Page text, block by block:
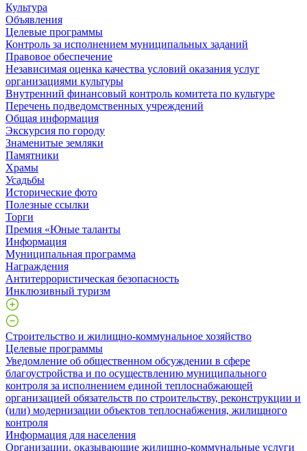
Культура
Объявления
Целевые программы
Контроль за исполнением муниципальных заданий
Правовое обеспечение
Независимая оценка качества условий оказания услуг
организациями культуры
Внутренний финансовый контроль комитета по культуре
Перечень подведомственных учреждений
Общая информация
Экскурсия по городу
Знаменитые земляки
Памятники
Храмы
Усадьбы
Исторические фото
Полезные ссылки
Торги
Премия «Юные таланты
Информация
Муниципальная программа
Награждения
Антитеррористическая безопасность
Инклюзивный туризм
Строительство и жилищно-коммунальное хозяйство
Целевые программы
Уведомление об общественном обсуждении в сфере
благоустройства и по осуществлению муниципального
контроля за исполнением единой теплоснабжающей
организацией обязательств по строительству, реконструкции и
(или) модернизации объектов теплоснабжения, жилищного
контроля
Информация для населения
Организации, оказывающие жилищно-коммунальные услуги